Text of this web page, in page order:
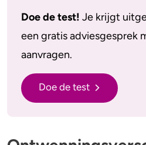
Doe de test! Je krijgt
een gratis adviesgesprek
aanvragen.
Doe de test